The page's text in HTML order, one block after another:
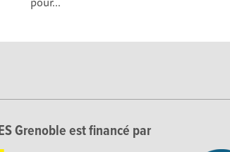
Grenoble est financé par